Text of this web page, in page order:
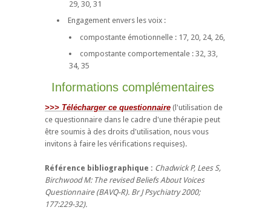
29, 30, 31
Engagement envers les voix :
compostante émotionnelle : 17, 20, 24, 26,
compostante comportementale : 32, 33,
34, 35
Informations complémentaires
>>> Télécharger ce questionnaire (l'utilisation de
ce questionnaire dans le cadre d'une thérapie peut
être soumis à des droits d'utilisation, nous vous
invitons à faire les vérifications requises).
Référence bibliographique : Chadwick P, Lees S,
Birchwood M: The revised Beliefs About Voices
Questionnaire (BAVQ-R). Br J Psychiatry 2000;
177:229-32).